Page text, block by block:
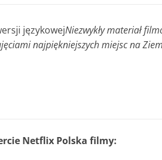
językowejNiezwykły materiał
najpiękniejszych miejsc na
Netflix Polska filmy: